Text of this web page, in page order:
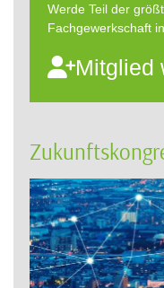
Werde Teil der
Fachgewerkschaft
Mitglied